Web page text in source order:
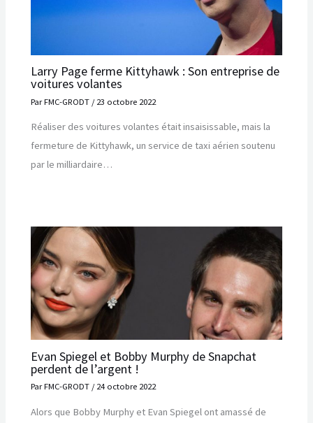
Larry Page ferme Kittyhawk : Son entreprise de
voitures volantes
ParFMC-GRODT /23 octobre 2022
Réaliser des voitures volantes était insaisissable, mais la
fermeture de Kittyhawk, un service de taxi aérien soutenu
par le milliardaire…
Evan Spiegel et Bobby Murphy de Snapchat
perdent de l’argent !
ParFMC-GRODT /24 octobre 2022
Alors que Bobby Murphy et Evan Spiegel ont amassé de